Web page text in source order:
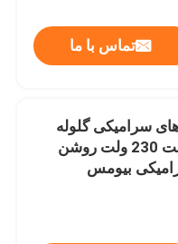
تماس با ما
سرامیکی گلوله
چوبی 110 ولت 230 ولت روشن
بیومس